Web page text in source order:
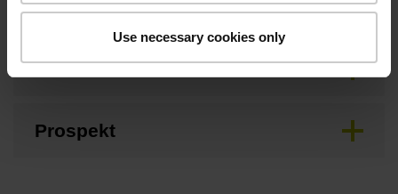
Use necessary cookies only
Montageanleitung
Produktinformation
Prospekt